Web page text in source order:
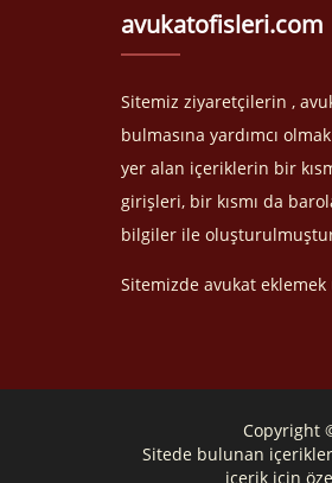
Sitemiz ziyaretçilerin ,
bulmasına yardımcı
yer alan içeriklerin bir
girişleri, bir kısmı da
bilgiler ile
Sitemizde avukat
Copyright
Sitede bulunan
içerik için